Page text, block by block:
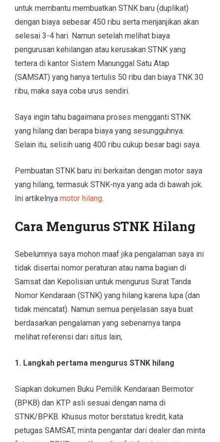
untuk membantu membuatkan STNK baru (duplikat)
dengan biaya sebesar 450 ribu serta menjanjikan akan
selesai 3-4 hari. Namun setelah melihat biaya
pengurusan kehilangan atau kerusakan STNK yang
tertera di kantor Sistem Manunggal Satu Atap
(SAMSAT) yang hanya tertulis 50 ribu dan biaya TNK 30
ribu, maka saya coba urus sendiri.
Saya ingin tahu bagaimana proses mengganti STNK
yang hilang dan berapa biaya yang sesungguhnya.
Selain itu, selisih uang 400 ribu cukup besar bagi saya.
Pembuatan STNK baru ini berkaitan dengan motor saya
yang hilang, termasuk STNK-nya yang ada di bawah jok.
Ini artikelnya motor hilang.
Cara Mengurus STNK Hilang
Sebelumnya saya mohon maaf jika pengalaman saya ini
tidak disertai nomor peraturan atau nama bagian di
Samsat dan Kepolisian untuk mengurus Surat Tanda
Nomor Kendaraan (STNK) yang hilang karena lupa (dan
tidak mencatat). Namun semua penjelasan saya buat
berdasarkan pengalaman yang sebenarnya tanpa
melihat referensi dari situs lain,
1. Langkah pertama mengurus STNK hilang
Siapkan dokumen Buku Pemilik Kendaraan Bermotor
(BPKB) dan KTP asli sesuai dengan nama di
STNK/BPKB. Khusus motor berstatus kredit, kata
petugas SAMSAT, minta pengantar dari dealer dan minta